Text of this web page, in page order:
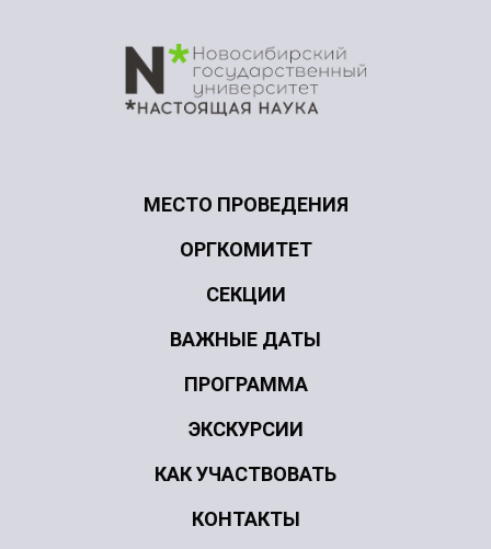
МЕСТО ПРОВЕДЕНИЯ
ОРГКОМИТЕТ
СЕКЦИИ
ВАЖНЫЕ ДАТЫ
ПРОГРАММА
ЭКСКУРСИИ
КАК УЧАСТВОВАТЬ
КОНТАКТЫ